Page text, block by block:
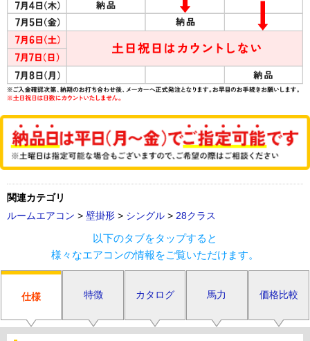
関連カテゴリ
ルームエアコン > 壁掛形 > シングル > 28クラス
以下のタブをタップすると
様々なエアコンの情報をご覧いただけます。
仕様 特徴 カタログ 馬力 価格比較